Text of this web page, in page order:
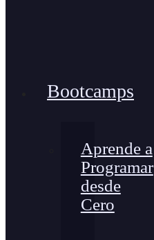
Bootcamps
Aprende a
Programar
desde
Cero